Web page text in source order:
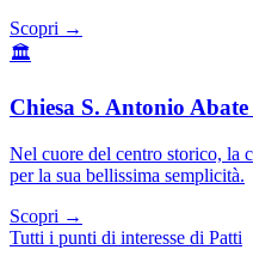
Scopri →
🏛️
Chiesa S. Antonio
Nel cuore del centro storico, la
per la sua bellissima semplicità.
Scopri →
Tutti i punti di interesse di Patti